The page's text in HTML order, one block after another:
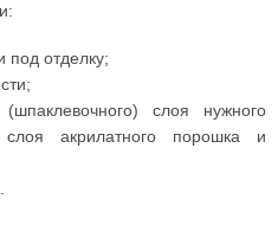
под отделку;
слоя нужного
акрилатного порошка и